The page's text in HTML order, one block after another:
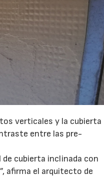
verticales y la cubierta
entre las pre-
cubierta inclinada con
afirma el arquitecto de